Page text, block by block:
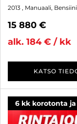
2013 , Manuaali,
15 880 €
alk. 184 € / kk
KATSO
6 kk korotonta